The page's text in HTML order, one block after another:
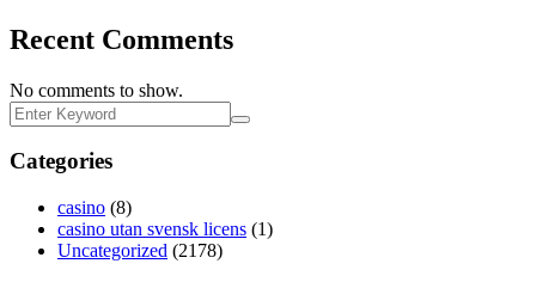
Recent Comments
No comments to show.
Categories
casino (8)
casino utan svensk licens (1)
Uncategorized (2178)